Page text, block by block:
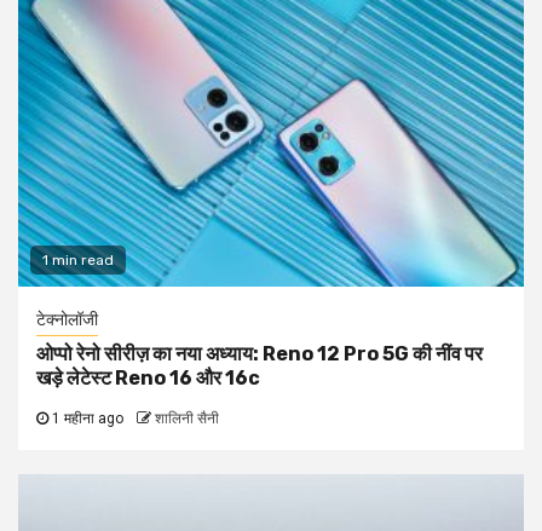
1 min read
टेक्नोलॉजी
ओप्पो रेनो सीरीज़ का नया अध्याय: Reno 12 Pro 5G की नींव पर
खड़े लेटेस्ट Reno 16 और 16c
1 महीना ago शालिनी सैनी